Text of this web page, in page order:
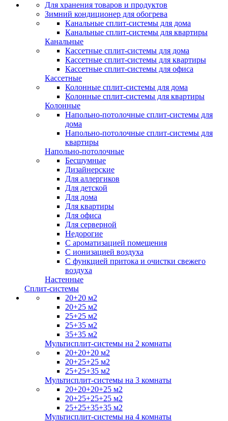
Для хранения товаров и продуктов
Зимний кондиционер для обогрева
Канальные сплит-системы для дома
Канальные сплит-системы для квартиры
Канальные
Кассетные сплит-системы для дома
Кассетные сплит-системы для квартиры
Кассетные сплит-системы для офиса
Кассетные
Колонные сплит-системы для дома
Колонные сплит-системы для квартиры
Колонные
Напольно-потолочные сплит-системы для
дома
Напольно-потолочные сплит-системы для
квартиры
Напольно-потолочные
Бесшумные
Дизайнерские
Для аллергиков
Для детской
Для дома
Для квартиры
Для офиса
Для серверной
Недорогие
С ароматизацией помещения
С ионизацией воздуха
С функцией притока и очистки свежего
воздуха
Настенные
Сплит-системы
20+20 м2
20+25 м2
25+25 м2
25+35 м2
35+35 м2
Мультисплит-системы на 2 комнаты
20+20+20 м2
20+25+25 м2
25+25+35 м2
Мультисплит-системы на 3 комнаты
20+20+20+25 м2
20+25+25+25 м2
25+25+35+35 м2
Мультисплит-системы на 4 комнаты